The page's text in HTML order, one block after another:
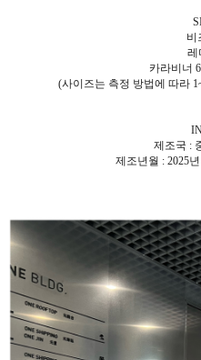
비
레
카라비너
(사이즈는 측정 방법에 따라
제조국 :
제조년월 : 2025